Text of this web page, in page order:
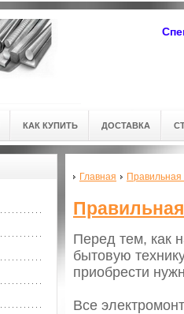
КАК КУПИТЬ ДОСТАВКА
Главная Правильная
Правильная
Перед тем, как
бытовую
приобрести
Все